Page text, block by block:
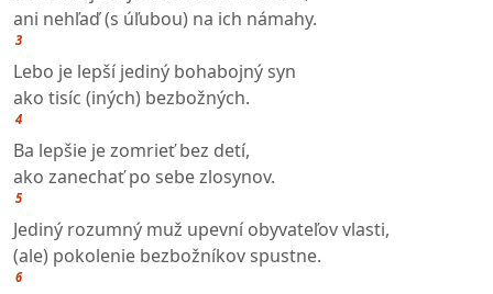
ani nehľaď (s úľubou) na ich námahy.
3
Lebo je lepší jediný bohabojný syn
ako tisíc (iných) bezbožných.
4
Ba lepšie je zomrieť bez detí,
ako zanechať po sebe zlosynov.
5
Jediný rozumný muž upevní obyvateľov vlasti,
(ale) pokolenie bezbožníkov spustne.
6